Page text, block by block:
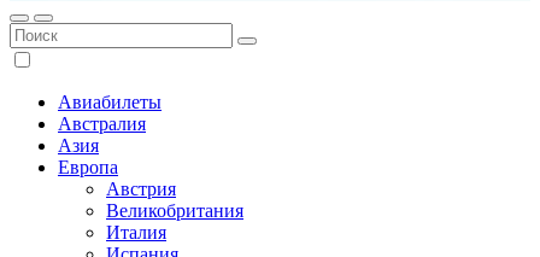
Авиабилеты
Австралия
Азия
Европа
Австрия
Великобритания
Италия